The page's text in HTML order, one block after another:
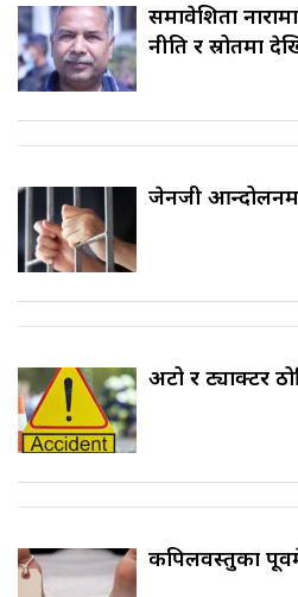
समावेशिता
नीति र स्रोतमा
जेनजी
अटो र ट्याक्टर
कपिलवस्तुका